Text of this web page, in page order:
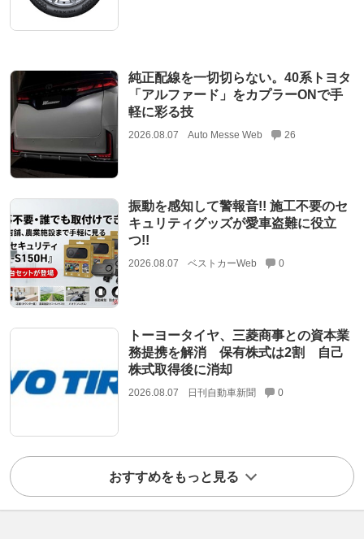
純正配線を一切切らない。40系トヨタ
「アルファード」をカプラーONで手
軽に彩る技
2026.08.07 Auto Messe Web 26
振動を感知して警報音!! 施工不要のセ
キュリティグッズが愛車盗難に役立
つ!!
2026.08.07 ベストカーWeb 0
トーヨータイヤ、三菱商事との資本業
務提携を解消 保有株式は2割 自己
株式取得後に消却
2026.08.07 日刊自動車新聞 0
おすすめをもっと見る